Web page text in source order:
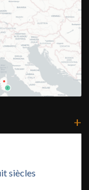
+
siècles